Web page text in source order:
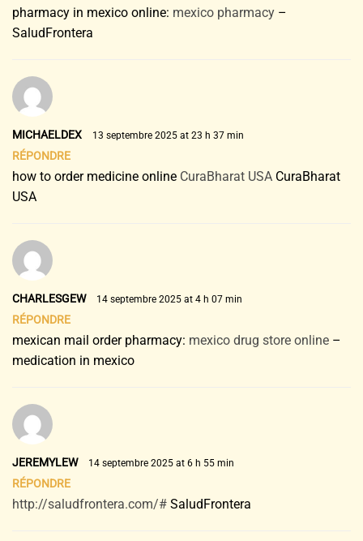
pharmacy in mexico online: mexico pharmacy –
SaludFrontera
MICHAELDEX 13 septembre 2025 at 23 h 37 min
RÉPONDRE
how to order medicine online CuraBharat USA CuraBharat
USA
CHARLESGEW 14 septembre 2025 at 4 h 07 min
RÉPONDRE
mexican mail order pharmacy: mexico drug store online –
medication in mexico
JEREMYLEW 14 septembre 2025 at 6 h 55 min
RÉPONDRE
http://saludfrontera.com/# SaludFrontera